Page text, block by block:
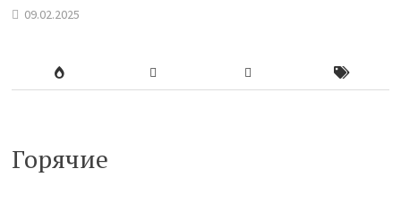
09.02.2025
Горячие